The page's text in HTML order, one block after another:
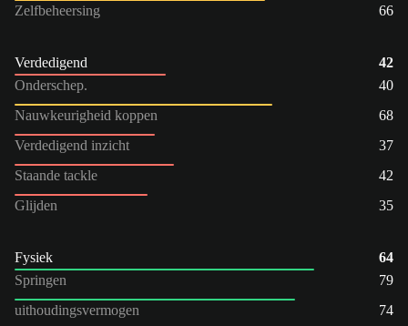
Zelfbeheersing
66
Verdedigend
42
Onderschep.
40
Nauwkeurigheid koppen
68
Verdedigend inzicht
37
Staande tackle
42
Glijden
35
Fysiek
64
Springen
79
uithoudingsvermogen
74